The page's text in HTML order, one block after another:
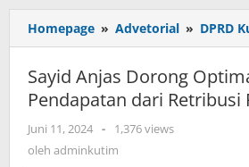
Homepage » Advetorial » DPRD
Sayid Anjas Dorong
Pendapatan dari Retribusi
Juni 11, 2024 oleh
adminkutim
-
1,376 views
oleh adminkutim